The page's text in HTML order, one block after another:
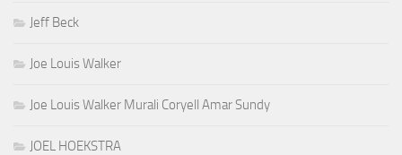
Jeff Beck
Joe Louis Walker
Joe Louis Walker Murali Coryell Amar Sundy
JOEL HOEKSTRA